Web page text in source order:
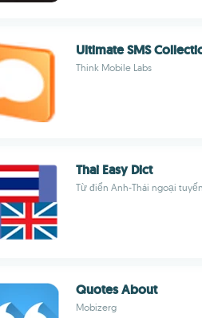
Ultimate SMS
Think Mobile Labs
Thai Easy Dict
Từ điển Anh-Thái ngoại
Quotes About
Mobizerg